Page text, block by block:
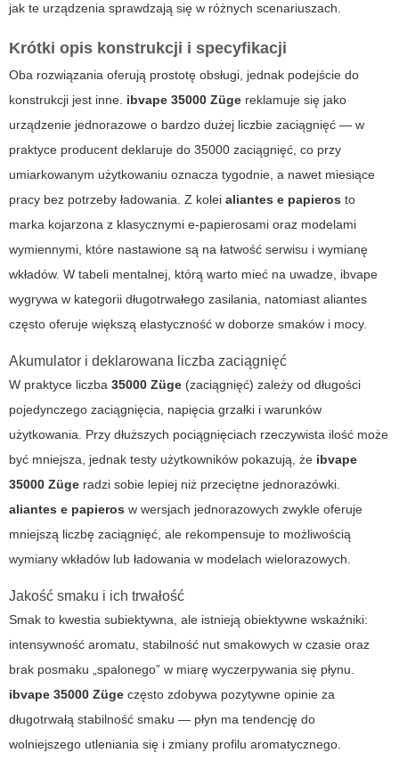
jak te urządzenia sprawdzają się w różnych scenariuszach.
Krótki opis konstrukcji i specyfikacji
Oba rozwiązania oferują prostotę obsługi, jednak podejście do
konstrukcji jest inne. ibvape 35000 Züge reklamuje się jako
urządzenie jednorazowe o bardzo dużej liczbie zaciągnięć — w
praktyce producent deklaruje do 35000 zaciągnięć, co przy
umiarkowanym użytkowaniu oznacza tygodnie, a nawet miesiące
pracy bez potrzeby ładowania. Z kolei aliantes e papieros to
marka kojarzona z klasycznymi e-papierosami oraz modelami
wymiennymi, które nastawione są na łatwość serwisu i wymianę
wkładów. W tabeli mentalnej, którą warto mieć na uwadze, ibvape
wygrywa w kategorii długotrwałego zasilania, natomiast aliantes
często oferuje większą elastyczność w doborze smaków i mocy.
Akumulator i deklarowana liczba zaciągnięć
W praktyce liczba 35000 Züge (zaciągnięć) zależy od długości
pojedynczego zaciągnięcia, napięcia grzałki i warunków
użytkowania. Przy dłuższych pociągnięciach rzeczywista ilość może
być mniejsza, jednak testy użytkowników pokazują, że ibvape
35000 Züge radzi sobie lepiej niż przeciętne jednorazówki.
aliantes e papieros w wersjach jednorazowych zwykle oferuje
mniejszą liczbę zaciągnięć, ale rekompensuje to możliwością
wymiany wkładów lub ładowania w modelach wielorazowych.
Jakość smaku i ich trwałość
Smak to kwestia subiektywna, ale istnieją obiektywne wskaźniki:
intensywność aromatu, stabilność nut smakowych w czasie oraz
brak posmaku „spalonego” w miarę wyczerpywania się płynu.
ibvape 35000 Züge często zdobywa pozytywne opinie za
długotrwałą stabilność smaku — płyn ma tendencję do
wolniejszego utleniania się i zmiany profilu aromatycznego.